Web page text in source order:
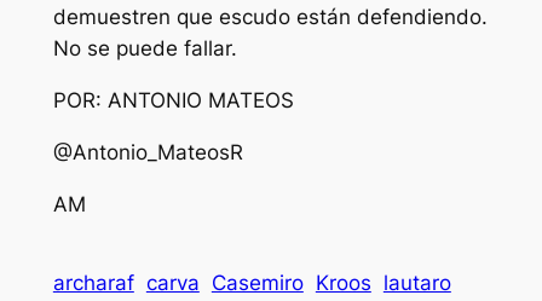
demuestren que escudo están defendiendo.
No se puede fallar.
POR: ANTONIO MATEOS
@Antonio_MateosR
AM
archaraf carva Casemiro Kroos lautaro